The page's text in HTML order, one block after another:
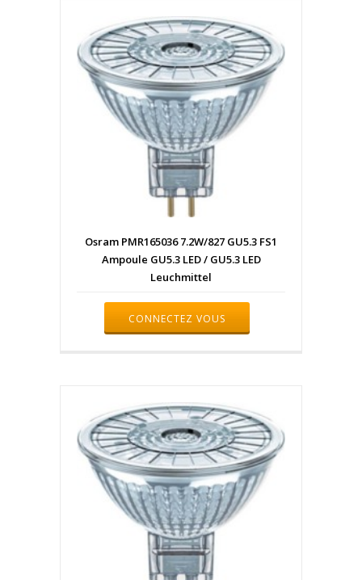
Osram PMR165036 7.2W/827 GU5.3 FS1
Ampoule GU5.3 LED / GU5.3 LED
Leuchmittel
CONNECTEZ VOUS